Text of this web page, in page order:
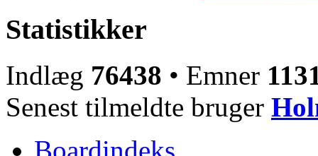
Statistikker
Indlæg 76438 • Emner
Senest tilmeldte bruger